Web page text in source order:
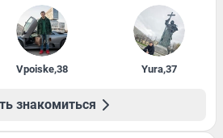
Vpoiske,38 Yura,37
знакомиться